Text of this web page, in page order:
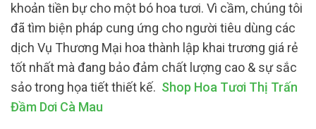
khoản tiền bự cho một bó hoa tươi. Vì cầm, chúng tôi
đã tìm biện pháp cung ứng cho người tiêu dùng các
dịch Vụ Thương Mại hoa thành lập khai trương giá rẻ
tốt nhất mà đang bảo đảm chất lượng cao & sự sắc
sảo trong họa tiết thiết kế. Shop Hoa Tươi Thị Trấn
Đầm Dơi Cà Mau